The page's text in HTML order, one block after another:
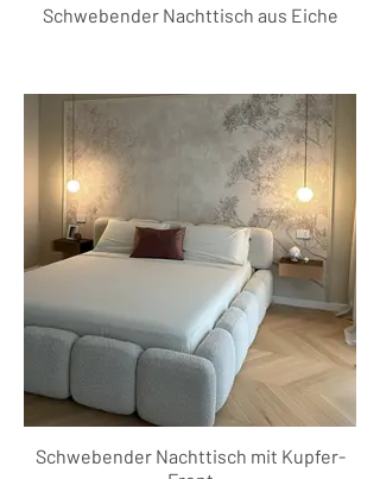
Schwebender Nachttisch aus Eiche
Schwebender Nachttisch mit Kupfer-